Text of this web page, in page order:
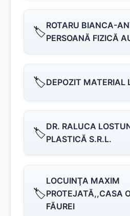
🏷️ROTARU BIANCA-
PERSOANĂ FIZICĂ
🏷️DEPOZIT MATERIAL
🏷️DR. RALUCA
PLASTICĂ S.R.L.
🏷️
LOCUINŢA MAXIM
PROTEJATĂ,,CASA
FĂUREI